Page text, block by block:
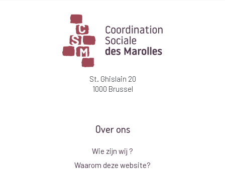
St. Ghislain 20
1000 Brussel
Over ons
Wie zijn wij ?
Waarom deze website?